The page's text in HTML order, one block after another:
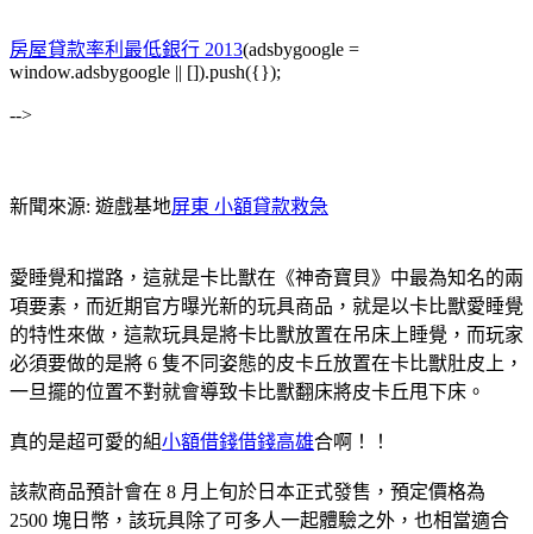
房屋貸款率利最低銀行 2013(adsbygoogle =
window.adsbygoogle || []).push({});
-->
新聞來源: 遊戲基地屏東 小額貸款救急
愛睡覺和擋路，這就是卡比獸在《神奇寶貝》中最為知名的兩
項要素，而近期官方曝光新的玩具商品，就是以卡比獸愛睡覺
的特性來做，這款玩具是將卡比獸放置在吊床上睡覺，而玩家
必須要做的是將 6 隻不同姿態的皮卡丘放置在卡比獸肚皮上，
一旦擺的位置不對就會導致卡比獸翻床將皮卡丘甩下床。
真的是超可愛的組小額借錢借錢高雄合啊！！
該款商品預計會在 8 月上旬於日本正式發售，預定價格為
2500 塊日幣，該玩具除了可多人一起體驗之外，也相當適合